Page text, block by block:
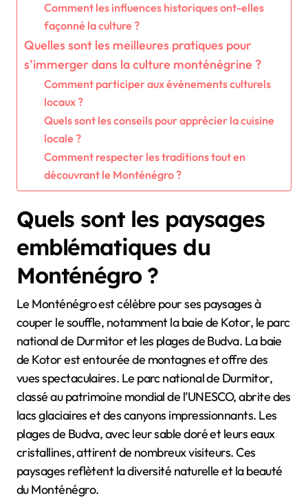
Comment les influences historiques ont-elles
façonné la culture ?
Quelles sont les meilleures pratiques pour
s’immerger dans la culture monténégrine ?
Comment participer aux événements culturels
locaux ?
Quels sont les conseils pour apprécier la cuisine
locale ?
Comment respecter les traditions tout en
découvrant le Monténégro ?
Quels sont les paysages
emblématiques du
Monténégro ?
Le Monténégro est célèbre pour ses paysages à
couper le souffle, notamment la baie de Kotor, le parc
national de Durmitor et les plages de Budva. La baie
de Kotor est entourée de montagnes et offre des
vues spectaculaires. Le parc national de Durmitor,
classé au patrimoine mondial de l’UNESCO, abrite des
lacs glaciaires et des canyons impressionnants. Les
plages de Budva, avec leur sable doré et leurs eaux
cristallines, attirent de nombreux visiteurs. Ces
paysages reflètent la diversité naturelle et la beauté
du Monténégro.